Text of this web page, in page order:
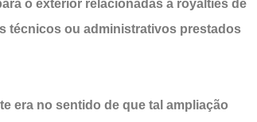
o exterior relacionadas a royalties de
técnicos ou administrativos prestados
era no sentido de que tal ampliação